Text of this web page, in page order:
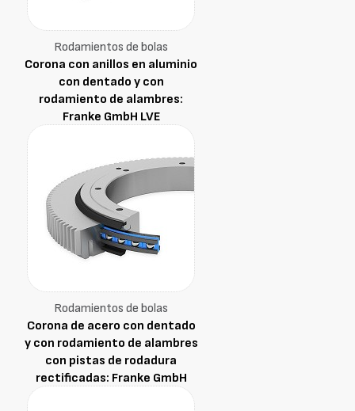
Rodamientos de bolas
Corona con anillos en aluminio
con dentado y con
rodamiento de alambres:
Franke GmbH LVE
Rodamientos de bolas
Corona de acero con dentado
y con rodamiento de alambres
con pistas de rodadura
rectificadas: Franke GmbH